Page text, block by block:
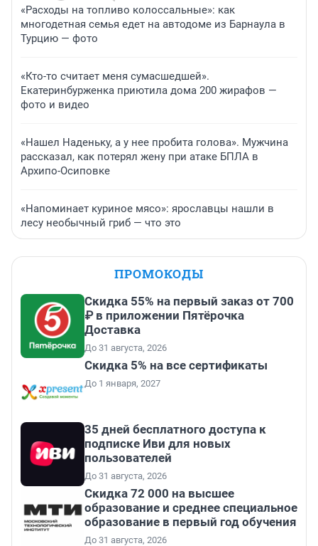
«Расходы на топливо колоссальные»: как
многодетная семья едет на автодоме из Барнаула в
Турцию — фото
«Кто-то считает меня сумасшедшей».
Екатеринбурженка приютила дома 200 жирафов —
фото и видео
«Нашел Наденьку, а у нее пробита голова». Мужчина
рассказал, как потерял жену при атаке БПЛА в
Архипо-Осиповке
«Напоминает куриное мясо»: ярославцы нашли в
лесу необычный гриб — что это
ПРОМОКОДЫ
Скидка 55% на первый заказ от 700
₽ в приложении Пятёрочка
Доставка
До 31 августа, 2026
Скидка 5% на все сертификаты
До 1 января, 2027
35 дней бесплатного доступа к
подписке Иви для новых
пользователей
До 31 августа, 2026
Скидка 72 000 на высшее
образование и среднее специальное
образование в первый год обучения
До 31 августа, 2026